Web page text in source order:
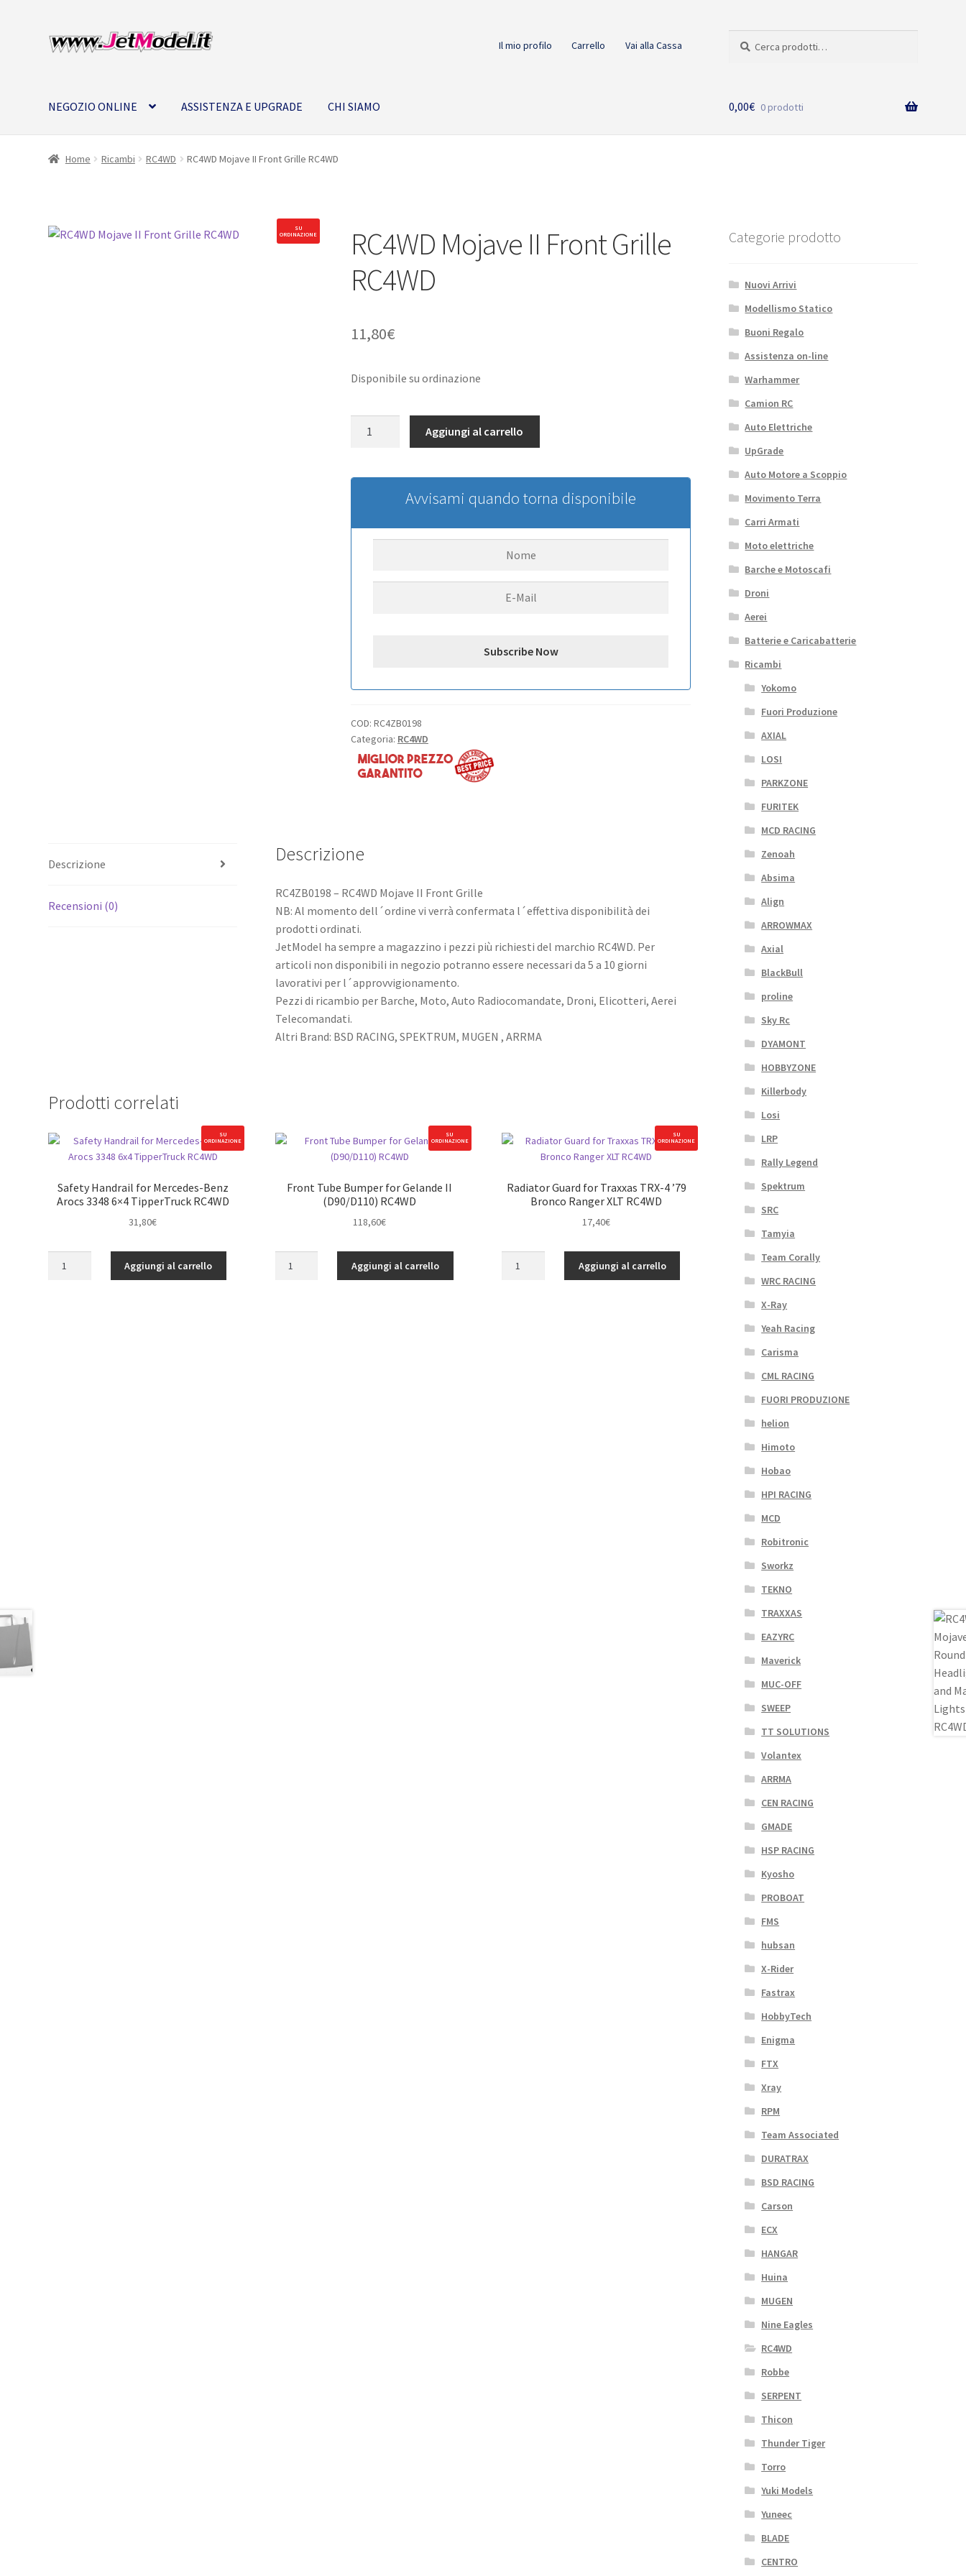
Vai
alla
Vai
al
Il mio profilo Carrello Vai alla Cassa
NEGOZIO ONLINE ASSISTENZA E UPGRADE CHI SIAMO 0,00€ 0 prodotti
Home Ricambi RC4WD RC4WD Mojave II Front Grille RC4WD
SU
ORDINAZIONE
RC4WD Mojave II Front Grille
RC4WD
11,80€
Disponibile su ordinazione
Front
quantità
Aggiungi al carrello
Avvisami quando torna disponibile
COD: RC4ZB0198
Categoria: RC4WD
Descrizione
Recensioni (0)
Descrizione
RC4ZB0198 – RC4WD Mojave II Front Grille
NB: Al momento dell´ordine vi verrà confermata l´effettiva disponibilità dei
prodotti ordinati.
JetModel ha sempre a magazzino i pezzi più richiesti del marchio RC4WD. Per
articoli non disponibili in negozio potranno essere necessari da 5 a 10 giorni
lavorativi per l´approvvigionamento.
Pezzi di ricambio per Barche, Moto, Auto Radiocomandate, Droni, Elicotteri, Aerei
Telecomandati.
Altri Brand: BSD RACING, SPEKTRUM, MUGEN , ARRMA
Prodotti correlati
SU
ORDINAZIONE
Safety Handrail for Mercedes-Benz
Arocs 3348 6×4 TipperTruck RC4WD
31,80€
Aggiungi al carrello
SU
ORDINAZIONE
Front Tube Bumper for Gelande II
(D90/D110) RC4WD
118,60€
Aggiungi al carrello
SU
ORDINAZIONE
Radiator Guard for Traxxas TRX-4 ’79
Bronco Ranger XLT RC4WD
17,40€
Aggiungi al carrello
Categorie prodotto
Nuovi Arrivi
Modellismo Statico
Buoni Regalo
Assistenza on-line
Warhammer
Camion RC
Auto Elettriche
UpGrade
Auto Motore a Scoppio
Movimento Terra
Carri Armati
Moto elettriche
Barche e Motoscafi
Droni
Aerei
Batterie e Caricabatterie
Ricambi
Yokomo
Fuori Produzione
AXIAL
LOSI
PARKZONE
FURITEK
MCD RACING
Zenoah
Absima
Align
ARROWMAX
Axial
BlackBull
proline
Sky Rc
DYAMONT
HOBBYZONE
Killerbody
Losi
LRP
Rally Legend
Spektrum
SRC
Tamyia
Team Corally
WRC RACING
X-Ray
Yeah Racing
Carisma
CML RACING
FUORI PRODUZIONE
helion
Himoto
Hobao
HPI RACING
MCD
Robitronic
Sworkz
TEKNO
TRAXXAS
EAZYRC
Maverick
MUC-OFF
SWEEP
TT SOLUTIONS
Volantex
ARRMA
CEN RACING
GMADE
HSP RACING
Kyosho
PROBOAT
FMS
hubsan
X-Rider
Fastrax
HobbyTech
Enigma
FTX
Xray
RPM
Team Associated
DURATRAX
BSD RACING
Carson
ECX
HANGAR
Huina
MUGEN
Nine Eagles
RC4WD
Robbe
SERPENT
Thicon
Thunder Tiger
Torro
Yuki Models
Yuneec
BLADE
CENTRO